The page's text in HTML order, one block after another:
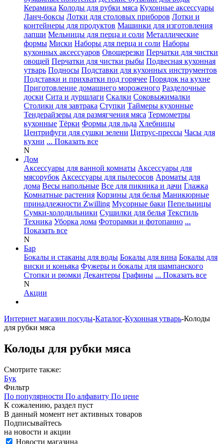
Керамика Колоды для рубки мяса Кухонные аксессуары
Ланч-боксы Лотки для столовых приборов Лотки и
контейнеры для продуктов Машинки для изготовления
лапши Мельницы для перца и соли Металлические
формы Миски Наборы для перца и соли Наборы
кухонных аксессуаров Овощерезки Перчатки для чистки
овощей Перчатки для чистки рыбы Подвесная кухонная
утварь Подносы Подставки для кухонных инструментов
Подставки и прихватки под горячее Порядок на кухне
Приготовление домашнего мороженого Разделочные
доски Сита и дуршлаги Скалки Соковыжималки
Столики для завтрака Ступки Таймеры кухонные
Тендерайзеры для размягчения мяса Термометры
кухонные Тёрки Формы для льда Хлебницы
Центрифуги для сушки зелени Цитрус-прессы Часы для
кухни ... Показать все
N
Дом
Аксессуары для ванной комнаты Аксессуары для
мясорубок Аксессуары для пылесосов Ароматы для
дома Весы напольные Все для пикника и дачи Глажка
Комнатные растения Корзины для белья Маникюрные
принадлежности Zwilling Мусорные баки Пепельницы
Сумки-холодильники Сушилки для белья Текстиль
Техника Уборка дома Фоторамки и фотопанно ...
Показать все
N
Бар
Бокалы и стаканы для воды Бокалы для вина Бокалы для
виски и коньяка Фужеры и бокалы для шампанского
Стопки и рюмки Декантеры Графины ... Показать все
N
Акции
Интернет магазин посуды-Каталог-Кухонная утварь-Колоды
для рубки мяса
Колоды для рубки мяса
Смотрите также:
Бук
Фильтр
По популярности По алфавиту По цене
К сожалению, раздел пуст
В данный момент нет активных товаров
Подписывайтесь
на новости и акции
Новости магазина